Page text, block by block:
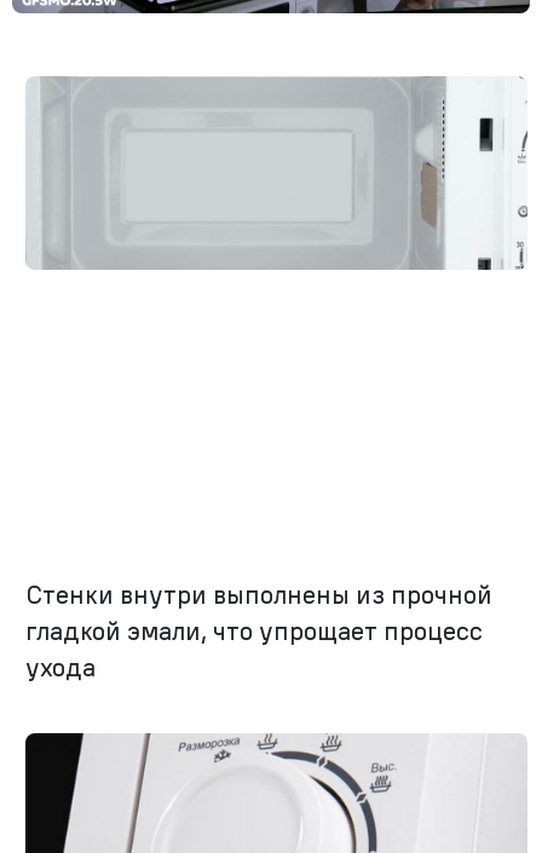
Стенки внутри выполнены из прочной
гладкой эмали, что упрощает процесс
ухода